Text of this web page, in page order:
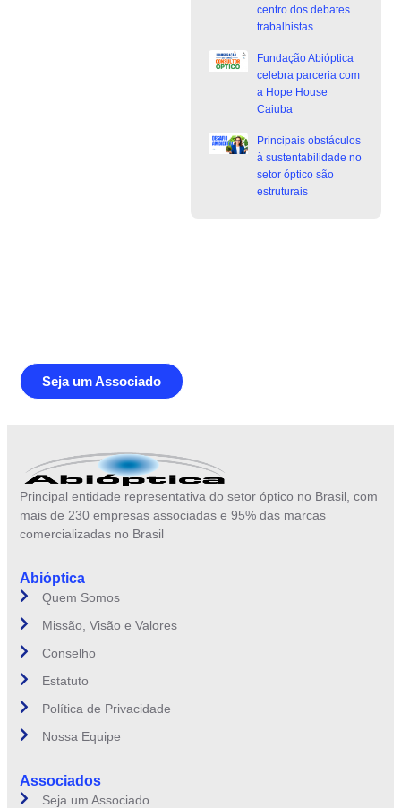
centro dos debates
trabalhistas
Fundação Abióptica
celebra parceria com
a Hope House
Caiuba
Principais obstáculos
à sustentabilidade no
setor óptico são
estruturais
Seja um Associado
Principal entidade representativa do setor óptico no Brasil, com
mais de 230 empresas associadas e 95% das marcas
comercializadas no Brasil
Abióptica
Quem Somos
Missão, Visão e Valores
Conselho
Estatuto
Política de Privacidade
Nossa Equipe
Associados
Seja um Associado